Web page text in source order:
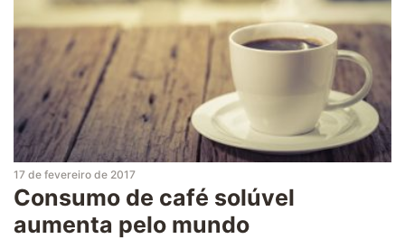
17 de fevereiro de 2017
Consumo de café solúvel
aumenta pelo mundo